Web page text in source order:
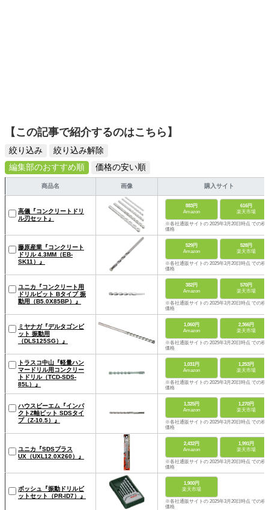
【この記事で紹介するのはこちら】
絞り込み
絞り込み解除
編集部のおすすめ順
価格の安い順
商品名 画像 購入サイト
高儀『コンクリートドリ
ル刃セット』
883円
Amazon
616円
楽天市場
※各社通販サイトの 2025年3月20日時点 での税
価格
藤原産業『コンクリート
ドリル 4.3MM（EB-
SK11）』
529円
Amazon
528円
楽天市場
※各社通販サイトの 2025年3月20日時点 での税
価格
ユニカ『コンクリート用
ドリルビット Bタイプ 振
動用（B5.0X85BP）』
382円
Amazon
570円
楽天市場
※各社通販サイトの 2025年3月20日時点 での税
価格
ミヤナガ『デルタゴンビ
ット 振動用
（DLS125SG）』
1,060円
Amazon
2,366円
楽天市場
※各社通販サイトの 2025年3月20日時点 での税
価格
トラスコ中山『軽量ハン
マードリル用コンクリー
トドリル（TCD-SDS-
85L）』
1,031円
Amazon
1,253円
楽天市場
※各社通販サイトの 2025年3月20日時点 での税
価格
ハウスビーエム『インパ
クトZ軸ビット SDSタイ
プ（Z-10.5）』
1,325円
Amazon
1,270円
楽天市場
※各社通販サイトの 2025年3月20日時点 での税
価格
ユニカ『SDSプラス
UX（UXL12.0X260）』
2,432円
Amazon
1,991円
楽天市場
※各社通販サイトの 2025年3月20日時点 での税
価格
ボッシュ『振動ドリルビ
ットセット（PR-ID7）』
1,900円
楽天市場
※各社通販サイトの 2025年3月20日時点 での税
価格